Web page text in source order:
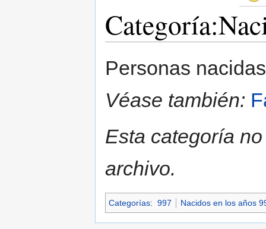
Personas
Véase también:
Esta categoría
archivo.
Categorías: 997 Nacidos en los años